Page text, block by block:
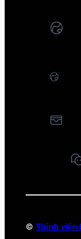
© Thỉnh viện